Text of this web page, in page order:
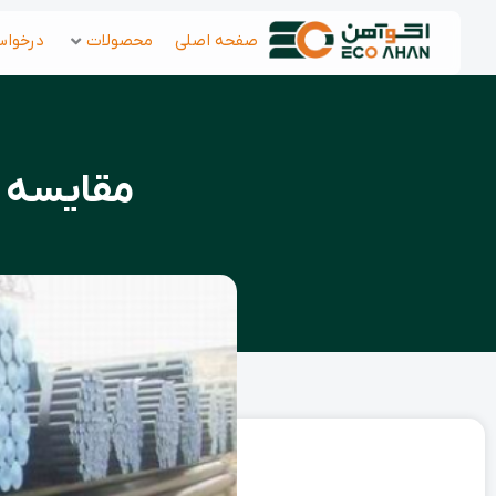
صفحه اصلی محصولات
مقایسه